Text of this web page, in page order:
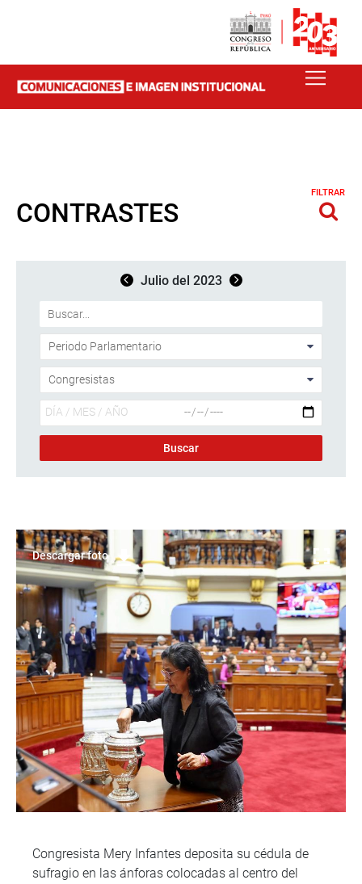
CONTRASTES
FILTRAR
Julio del 2023
Descargar foto
Congresista Mery Infantes deposita su cédula de
sufragio en las ánforas colocadas al centro del